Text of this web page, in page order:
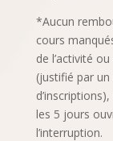
*Aucun
cours
de l’activité
(justifié par
les 5 jours
l’interruption.